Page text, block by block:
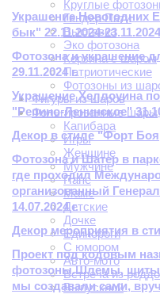
Круглые
Гендер Пати
Выставка
Эко фотозона
Корзина с шаром
Патриотические
Фотозоны из
Фигуры из шаров
Фольгированные шары
Капибара
Игры
Женщине
Мужчине
Папе
Маме
Детские
Дочке
Единороги
С юмором
Авто-мото
Встреча из
Выпускной
Украшение Новогодних
бык" 22.11.2024-23.11.2024
Фотозона и украшение
29.11.2024 г.
Украшение Хеллоуина
"Репино-Ленинское"
Декор в стиле "Форт
Фотозона и Шатер в
где проходил
организованный
14.07.2024 г.
Декор мероприятия в
Проект под кодовым
фотозоны.Шлемы, щиты,
мы создавали сами,